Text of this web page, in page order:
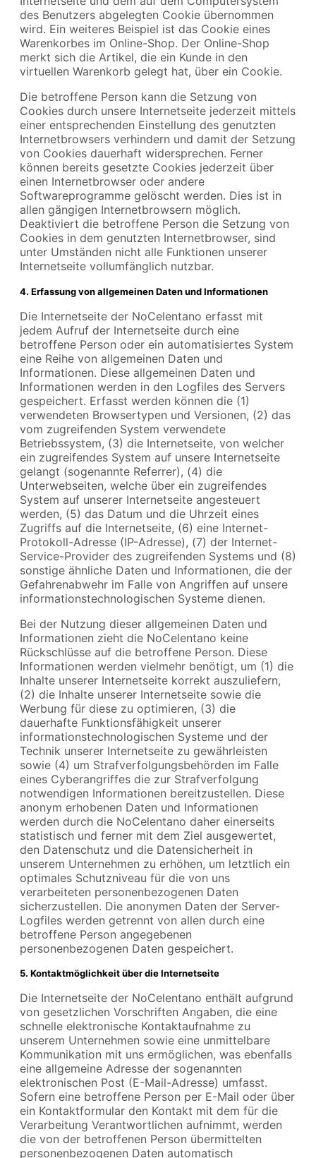
des Benutzers abgelegten Cookie übernommen
wird. Ein weiteres Beispiel ist das Cookie eines
Warenkorbes im Online-Shop. Der Online-Shop
merkt sich die Artikel, die ein Kunde in den
virtuellen Warenkorb gelegt hat, über ein Cookie.
Die betroffene Person kann die Setzung von
Cookies durch unsere Internetseite jederzeit mittels
einer entsprechenden Einstellung des genutzten
Internetbrowsers verhindern und damit der Setzung
von Cookies dauerhaft widersprechen. Ferner
können bereits gesetzte Cookies jederzeit über
einen Internetbrowser oder andere
Softwareprogramme gelöscht werden. Dies ist in
allen gängigen Internetbrowsern möglich.
Deaktiviert die betroffene Person die Setzung von
Cookies in dem genutzten Internetbrowser, sind
unter Umständen nicht alle Funktionen unserer
Internetseite vollumfänglich nutzbar.
4. Erfassung von allgemeinen Daten und Informationen
Die Internetseite der NoCelentano erfasst mit
jedem Aufruf der Internetseite durch eine
betroffene Person oder ein automatisiertes System
eine Reihe von allgemeinen Daten und
Informationen. Diese allgemeinen Daten und
Informationen werden in den Logfiles des Servers
gespeichert. Erfasst werden können die (1)
verwendeten Browsertypen und Versionen, (2) das
vom zugreifenden System verwendete
Betriebssystem, (3) die Internetseite, von welcher
ein zugreifendes System auf unsere Internetseite
gelangt (sogenannte Referrer), (4) die
Unterwebseiten, welche über ein zugreifendes
System auf unserer Internetseite angesteuert
werden, (5) das Datum und die Uhrzeit eines
Zugriffs auf die Internetseite, (6) eine Internet-
Protokoll-Adresse (IP-Adresse), (7) der Internet-
Service-Provider des zugreifenden Systems und (8)
sonstige ähnliche Daten und Informationen, die der
Gefahrenabwehr im Falle von Angriffen auf unsere
informationstechnologischen Systeme dienen.
Bei der Nutzung dieser allgemeinen Daten und
Informationen zieht die NoCelentano keine
Rückschlüsse auf die betroffene Person. Diese
Informationen werden vielmehr benötigt, um (1) die
Inhalte unserer Internetseite korrekt auszuliefern,
(2) die Inhalte unserer Internetseite sowie die
Werbung für diese zu optimieren, (3) die
dauerhafte Funktionsfähigkeit unserer
informationstechnologischen Systeme und der
Technik unserer Internetseite zu gewährleisten
sowie (4) um Strafverfolgungsbehörden im Falle
eines Cyberangriffes die zur Strafverfolgung
notwendigen Informationen bereitzustellen. Diese
anonym erhobenen Daten und Informationen
werden durch die NoCelentano daher einerseits
statistisch und ferner mit dem Ziel ausgewertet,
den Datenschutz und die Datensicherheit in
unserem Unternehmen zu erhöhen, um letztlich ein
optimales Schutzniveau für die von uns
verarbeiteten personenbezogenen Daten
sicherzustellen. Die anonymen Daten der Server-
Logfiles werden getrennt von allen durch eine
betroffene Person angegebenen
personenbezogenen Daten gespeichert.
5. Kontaktmöglichkeit über die Internetseite
Die Internetseite der NoCelentano enthält aufgrund
von gesetzlichen Vorschriften Angaben, die eine
schnelle elektronische Kontaktaufnahme zu
unserem Unternehmen sowie eine unmittelbare
Kommunikation mit uns ermöglichen, was ebenfalls
eine allgemeine Adresse der sogenannten
elektronischen Post (E-Mail-Adresse) umfasst.
Sofern eine betroffene Person per E-Mail oder über
ein Kontaktformular den Kontakt mit dem für die
Verarbeitung Verantwortlichen aufnimmt, werden
die von der betroffenen Person übermittelten
personenbezogenen Daten automatisch